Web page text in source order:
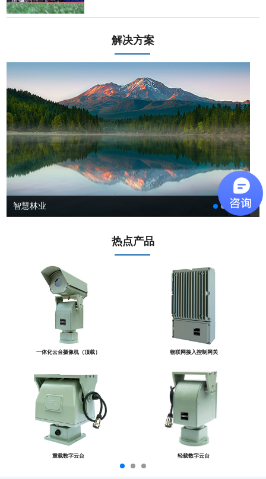
解决方案
智慧林业
热点产品
一体化云台摄像机（顶载） 物联网接入控制网关
重载数字云台 轻载数字云台